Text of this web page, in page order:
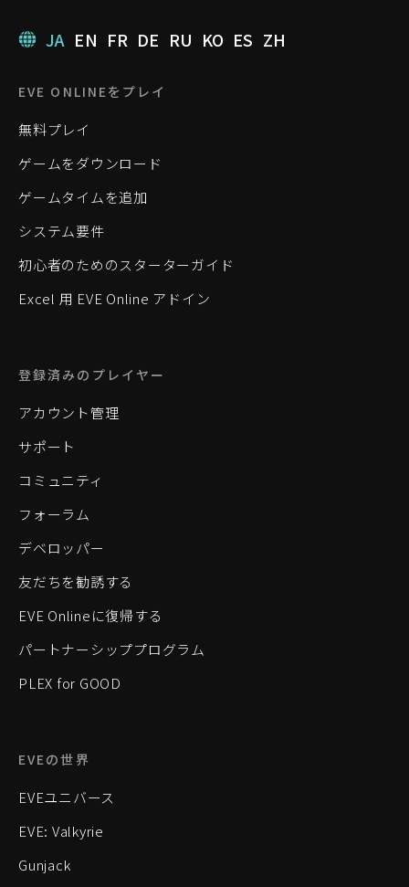
JA EN FR DE RU KO ES ZH
EVE ONLINEをプレイ
無料プレイ
ゲームをダウンロード
ゲームタイムを追加
システム要件
初心者のためのスターターガイド
Excel 用 EVE Online アドイン
登録済みのプレイヤー
アカウント管理
サポート
コミュニティ
フォーラム
デベロッパー
友だちを勧誘する
EVE Onlineに復帰する
パートナーシッププログラム
PLEX for GOOD
EVEの世界
EVEユニバース
EVE: Valkyrie
Gunjack